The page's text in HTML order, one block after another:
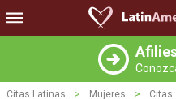
Citas Latinas > Mujeres > Citas